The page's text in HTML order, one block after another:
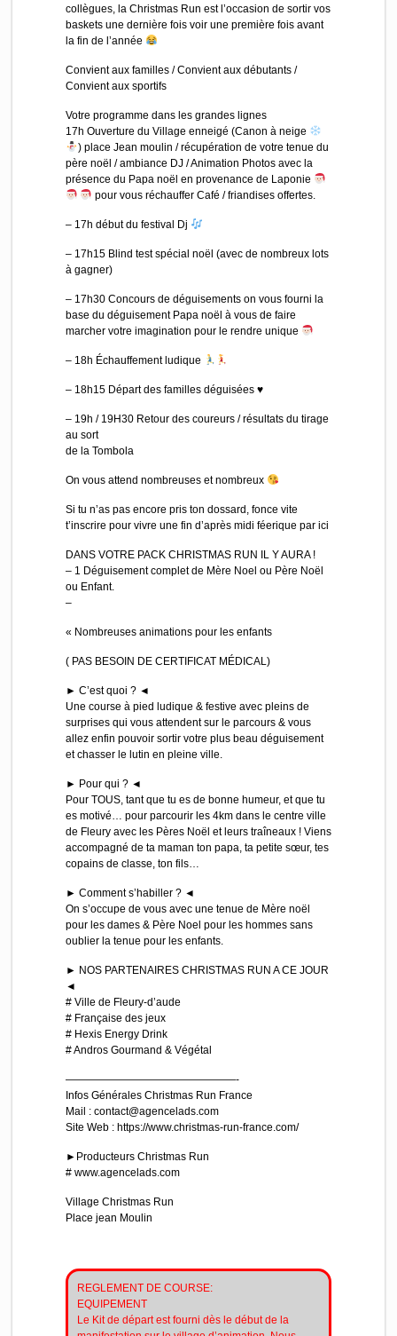
collègues, la Christmas Run est l’occasion de sortir vos
baskets une dernière fois voir une première fois avant
la fin de l’année
Convient aux familles / Convient aux débutants /
Convient aux sportifs
Votre programme dans les grandes lignes
17h Ouverture du Village enneigé (Canon à neige
) place Jean moulin / récupération de votre tenue du
père noël / ambiance DJ / Animation Photos avec la
présence du Papa noël en provenance de Laponie
pour vous réchauffer Café / friandises offertes.
– 17h début du festival Dj
– 17h15 Blind test spécial noël (avec de nombreux lots
à gagner)
– 17h30 Concours de déguisements on vous fourni la
base du déguisement Papa noël à vous de faire
marcher votre imagination pour le rendre unique
– 18h Échauffement ludique
– 18h15 Départ des familles déguisées ♥️
– 19h / 19H30 Retour des coureurs / résultats du tirage
au sort
de la Tombola
On vous attend nombreuses et nombreux
Si tu n’as pas encore pris ton dossard, fonce vite
t’inscrire pour vivre une fin d’après midi féerique par ici
DANS VOTRE PACK CHRISTMAS RUN IL Y AURA !
– 1 Déguisement complet de Mère Noel ou Père Noël
ou Enfant.
–
« Nombreuses animations pour les enfants
( PAS BESOIN DE CERTIFICAT MÉDICAL)
► C’est quoi ? ◄
Une course à pied ludique & festive avec pleins de
surprises qui vous attendent sur le parcours & vous
allez enfin pouvoir sortir votre plus beau déguisement
et chasser le lutin en pleine ville.
► Pour qui ? ◄
Pour TOUS, tant que tu es de bonne humeur, et que tu
es motivé… pour parcourir les 4km dans le centre ville
de Fleury avec les Pères Noël et leurs traîneaux ! Viens
accompagné de ta maman ton papa, ta petite sœur, tes
copains de classe, ton fils…
► Comment s’habiller ? ◄
On s’occupe de vous avec une tenue de Mère noël
pour les dames & Père Noel pour les hommes sans
oublier la tenue pour les enfants.
► NOS PARTENAIRES CHRISTMAS RUN A CE JOUR
◄
# Ville de Fleury-d’aude
# Française des jeux
# Hexis Energy Drink
# Andros Gourmand & Végétal
————————————————-
Infos Générales Christmas Run France
Mail : contact@agencelads.com
Site Web : https://www.christmas-run-france.com/
►Producteurs Christmas Run
# www.agencelads.com
Village Christmas Run
Place jean Moulin
REGLEMENT DE COURSE:
EQUIPEMENT
Le Kit de départ est fourni dès le début de la